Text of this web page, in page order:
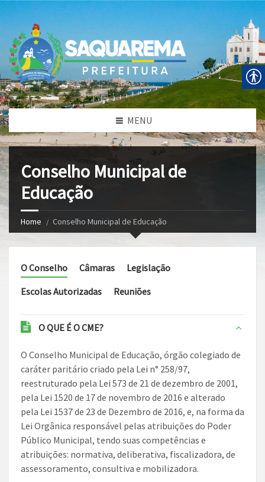
MENU
Conselho Municipal de
Educação
Home Conselho Municipal de Educação
O Conselho Câmaras
Legislação
Escolas Autorizadas
Reuniões
O QUE É O CME?
O Conselho Municipal de Educação, órgão colegiado de
caráter paritário criado pela Lei n° 258/97,
reestruturado pela Lei 573 de 21 de dezembro de 2001,
pela Lei 1520 de 17 de novembro de 2016 e alterado
pela Lei 1537 de 23 de Dezembro de 2016, e, na forma da
Lei Orgânica responsável pelas atribuições do Poder
Público Municipal, tendo suas competências e
atribuições: normativa, deliberativa, fiscalizadora, de
assessoramento, consultiva e mobilizadora.